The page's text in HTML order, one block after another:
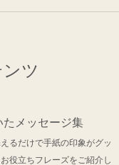
ツ
たメッセージ集
るだけで手紙の印象がグッ
役立ちフレーズをご紹介し